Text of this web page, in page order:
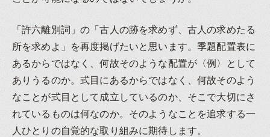
「許六離別詞」の「古人の跡を求めず、古人の求めたる
所を求めよ」を再度掲げたいと思います。季題配置表に
あるからではなく、何故そのような配置が〈例〉として
ありうるのか。式目にあるからではなく、何故そのよう
なことが式目として成立しているのか、そこで大切にさ
れているものは何なのか。そのようなことを追求する一
人ひとりの自覚的な取り組みに期待します。